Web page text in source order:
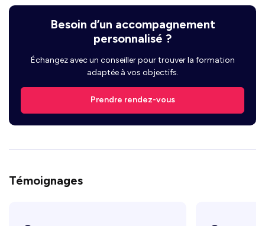
Besoin d’un accompagnement
personnalisé ?
Échangez avec un conseiller pour trouver la formation
adaptée à vos objectifs.
Prendre rendez-vous
Témoignages